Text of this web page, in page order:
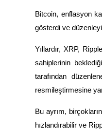
COIN-M Vadeli İşlemleri
Kripto Para Vadeli
Hisse senetleri, döviz,
Bitcoin, enflasyon
gösterdi ve
Yıllardır, XRP,
sahiplerinin
tarafından
resmileştirmesine
Bu ayrım,
hızlandırabilir ve